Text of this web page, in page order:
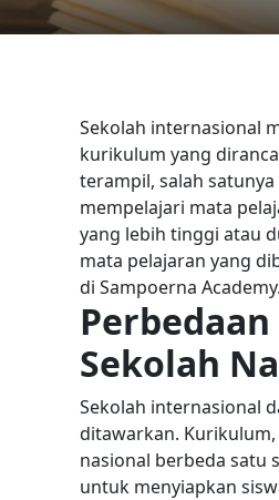
Sekolah internasional
kurikulum yang
terampil, salah
mempelajari mata
yang lebih tinggi atau
mata pelajaran yang
di Sampoerna Academy.
Sekolah
Sekolah internasional
ditawarkan.
nasional berbeda satu
untuk menyiapkan